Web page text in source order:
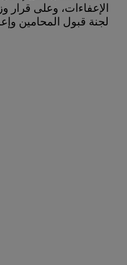
لجنة قبول المحامين وإعادة